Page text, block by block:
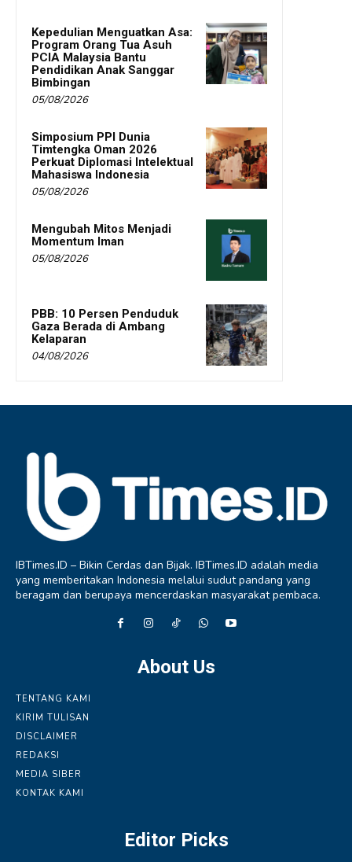
Kepedulian Menguatkan Asa:
Program Orang Tua Asuh
PCIA Malaysia Bantu
Pendidikan Anak Sanggar
Bimbingan
05/08/2026
Simposium PPI Dunia
Timtengka Oman 2026
Perkuat Diplomasi Intelektual
Mahasiswa Indonesia
05/08/2026
Mengubah Mitos Menjadi
Momentum Iman
05/08/2026
PBB: 10 Persen Penduduk
Gaza Berada di Ambang
Kelaparan
04/08/2026
IBTimes.ID – Bikin Cerdas dan Bijak. IBTimes.ID adalah media
yang memberitakan Indonesia melalui sudut pandang yang
beragam dan berupaya mencerdaskan masyarakat pembaca.
About Us
TENTANG KAMI
KIRIM TULISAN
DISCLAIMER
REDAKSI
MEDIA SIBER
KONTAK KAMI
Editor Picks